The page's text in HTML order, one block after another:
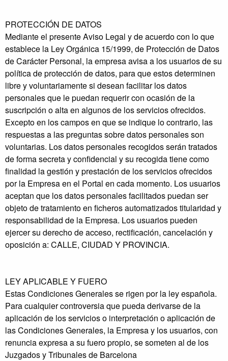
PROTECCIÓN DE DATOS
Mediante el presente Aviso Legal y de acuerdo con lo que
establece la Ley Orgánica 15/1999, de Protección de Datos
de Carácter Personal, la empresa avisa a los usuarios de su
política de protección de datos, para que estos determinen
libre y voluntariamente si desean facilitar los datos
personales que le puedan requerir con ocasión de la
suscripción o alta en algunos de los servicios ofrecidos.
Excepto en los campos en que se indique lo contrario, las
respuestas a las preguntas sobre datos personales son
voluntarias. Los datos personales recogidos serán tratados
de forma secreta y confidencial y su recogida tiene como
finalidad la gestión y prestación de los servicios ofrecidos
por la Empresa en el Portal en cada momento. Los usuarios
aceptan que los datos personales facilitados puedan ser
objeto de tratamiento en ficheros automatizados titularidad y
responsabilidad de la Empresa. Los usuarios pueden
ejercer su derecho de acceso, rectificación, cancelación y
oposición a: CALLE, CIUDAD Y PROVINCIA.
LEY APLICABLE Y FUERO
Estas Condiciones Generales se rigen por la ley española.
Para cualquier controversia que pueda derivarse de la
aplicación de los servicios o interpretación o aplicación de
las Condiciones Generales, la Empresa y los usuarios, con
renuncia expresa a su fuero propio, se someten al de los
Juzgados y Tribunales de Barcelona